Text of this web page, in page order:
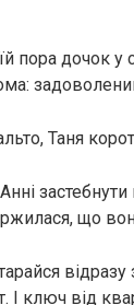
пора дочок у
Таня
застебнути
що
І ключ від